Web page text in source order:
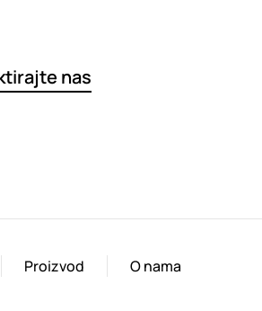
nas
Proizvod O nama